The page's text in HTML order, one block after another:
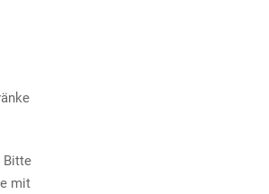
Bitte
mit